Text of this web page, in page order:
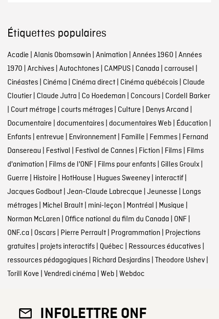
Étiquettes populaires
Acadie | Alanis Obomsawin | Animation | Années 1960 | Années
1970 | Archives| Autochtones| CAMPUS| Canada | carrousel |
Cinéastes| Cinéma | Cinéma direct| Cinéma québécois| Claude
Cloutier| Claude Jutra | Co Hoedeman | Concours| Cordell Barker
| Court métrage | courts métrages| Culture | Denys Arcand |
Documentaire | documentaires| documentaires Web | Éducation |
Enfants| entrevue | Environnement| Famille | Femmes| Fernand
Dansereau | Festival | Festival de Cannes| Fiction | Films| Films
d'animation | Films de l'ONF| Films pour enfants| Gilles Groulx|
Guerre | Histoire | HotHouse | Hugues Sweeney| interactif|
Jacques Godbout| Jean-Claude Labrecque | Jeunesse | Longs
métrages| Michel Brault| mini-leçon | Montréal | Musique |
Norman McLaren | Office national du film du Canada | ONF|
ONF.ca | Oscars| Pierre Perrault| Programmation | Projections
gratuites| projets interactifs| Québec | Ressources éducatives|
ressources pédagogiques| Richard Desjardins| Theodore Ushev|
Torill Kove | Vendredi cinéma | Web | Webdoc
INFOLETTRE ONF